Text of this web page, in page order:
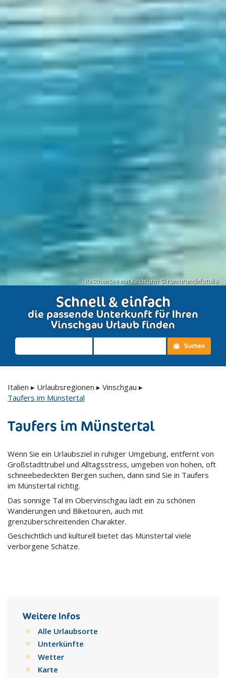
Reschensee mit Kirchturm © romurundi/fotolia
Schnell & einfach
die passende Unterkunft für Ihren
Vinschgau Urlaub finden
Suchen
Italien ▸ Urlaubsregionen ▸ Vinschgau ▸
Taufers im Münstertal
Taufers im Münstertal
Wenn Sie ein Urlaubsziel in ruhiger Umgebung, entfernt von
Großstadttrubel und Alltagsstress, umgeben von hohen, oft
schneebedeckten Bergen suchen, dann sind Sie in Taufers
im Münstertal richtig.
Das sonnige Tal im Obervinschgau lädt ein zu schönen
Wanderungen und Biketouren, auch mit
grenzüberschreitenden Charakter.
Geschichtlich und kulturell bietet das Münstertal viele
verborgene Schätze.
Weitere Infos
Alle Urlaubsorte
Unterkünfte
Wetter
Karte